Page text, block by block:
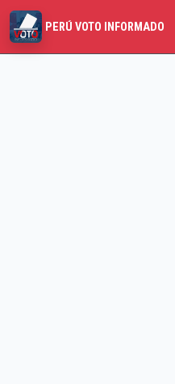
PERÚ VOTO INFORMADO